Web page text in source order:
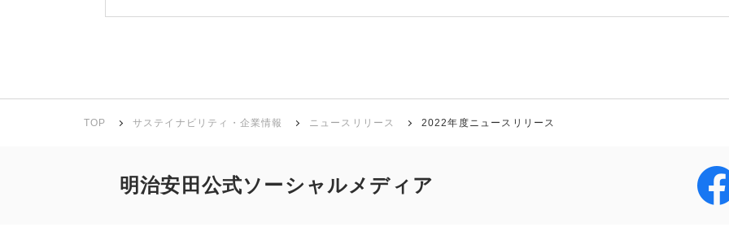
TOP サステイナビリティ・企業情報 ニュースリリース 2022年度ニュースリリース
明治安田公式ソーシャルメディア